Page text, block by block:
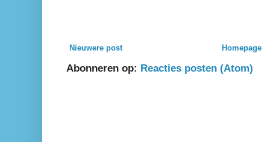
Nieuwere post Homepage
Abonneren op: Reacties posten (Atom)